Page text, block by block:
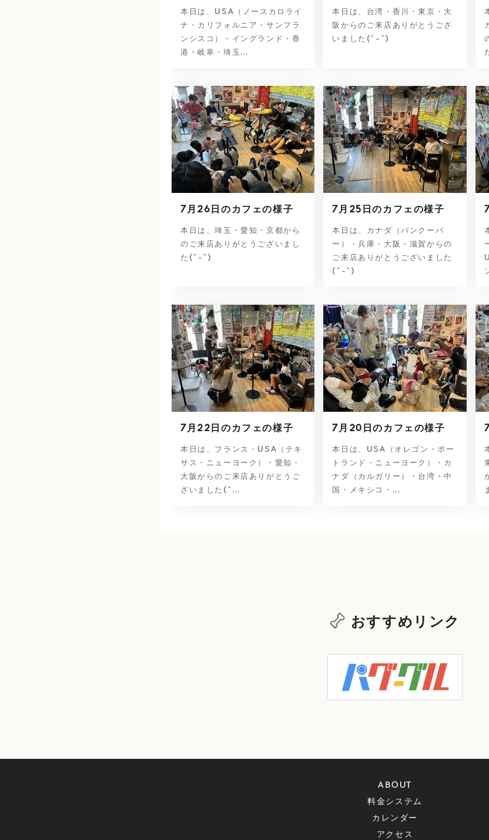
本日は、USA（ノースカロライ
ナ・カリフォルニア・サンフラ
ンシスコ）・イングランド・香
港・岐阜・埼玉...
本日は、台湾・香川・東京・大
阪からのご来店ありがとうござ
いました(^-^)
7月26日のカフェの様子
本日は、埼玉・愛知・京都から
のご来店ありがとうございまし
た(^-^)
7月25日のカフェの様子
本日は、カナダ（バンクーバ
ー）・兵庫・大阪・滋賀からの
ご来店ありがとうございました
(^-^)
7月22日のカフェの様子
本日は、フランス・USA（テキ
サス・ニューヨーク）・愛知・
大阪からのご来店ありがとうご
ざいました(^...
7月20日のカフェの様子
本日は、USA（オレゴン・ポー
トランド・ニューヨーク）・カ
ナダ（カルガリー）・台湾・中
国・メキシコ・...
おすすめリンク
ABOUT
料金システム
カレンダー
アクセス